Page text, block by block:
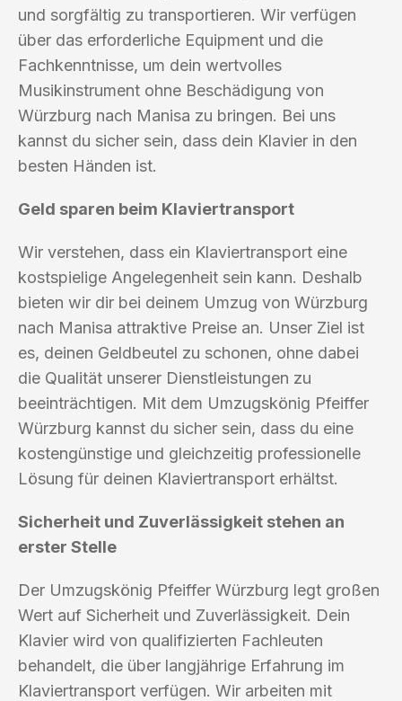
und sorgfältig zu transportieren. Wir verfügen
über das erforderliche Equipment und die
Fachkenntnisse, um dein wertvolles
Musikinstrument ohne Beschädigung von
Würzburg nach Manisa zu bringen. Bei uns
kannst du sicher sein, dass dein Klavier in den
besten Händen ist.
Geld sparen beim Klaviertransport
Wir verstehen, dass ein Klaviertransport eine
kostspielige Angelegenheit sein kann. Deshalb
bieten wir dir bei deinem Umzug von Würzburg
nach Manisa attraktive Preise an. Unser Ziel ist
es, deinen Geldbeutel zu schonen, ohne dabei
die Qualität unserer Dienstleistungen zu
beeinträchtigen. Mit dem Umzugskönig Pfeiffer
Würzburg kannst du sicher sein, dass du eine
kostengünstige und gleichzeitig professionelle
Lösung für deinen Klaviertransport erhältst.
Sicherheit und Zuverlässigkeit stehen an
erster Stelle
Der Umzugskönig Pfeiffer Würzburg legt großen
Wert auf Sicherheit und Zuverlässigkeit. Dein
Klavier wird von qualifizierten Fachleuten
behandelt, die über langjährige Erfahrung im
Klaviertransport verfügen. Wir arbeiten mit